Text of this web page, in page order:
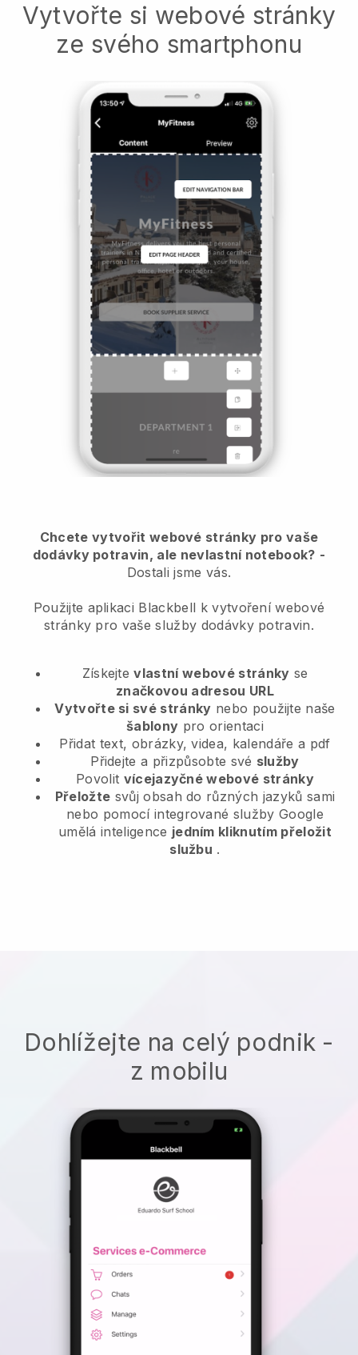
Vytvořte si webové stránky
ze svého smartphonu
Chcete vytvořit webové stránky pro vaše
dodávky potravin, ale nevlastní notebook? -
Dostali jsme vás.
Použijte aplikaci Blackbell k vytvoření webové
stránky pro vaše služby dodávky potravin.
Získejtevlastní webové stránky se
značkovou adresou URL
Vytvořte si své stránky nebo použijte naše
šablony pro orientaci
Přidat text, obrázky, videa, kalendáře a pdf
Přidejte a přizpůsobte své služby
Povolit vícejazyčné webové stránky
Přeložte svůj obsah do různých jazyků sami
nebo pomocí integrované služby Google
umělá inteligence jedním kliknutím přeložit
službu .
Dohlížejte na celý podnik -
z mobilu